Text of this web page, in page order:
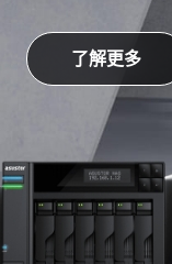
了解更多